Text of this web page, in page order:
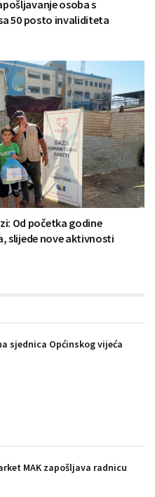
osoba s
50 posto invaliditeta
Od početka godine
slijede nove aktivnosti
sjednica Općinskog vijeća
MAK zapošljava radnicu